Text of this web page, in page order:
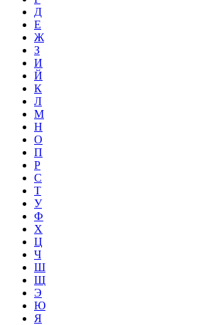
Д
Е
Ж
З
И
Й
К
Л
М
Н
О
П
Р
С
Т
У
Ф
Х
Ц
Ч
Ш
Щ
Э
Ю
Я